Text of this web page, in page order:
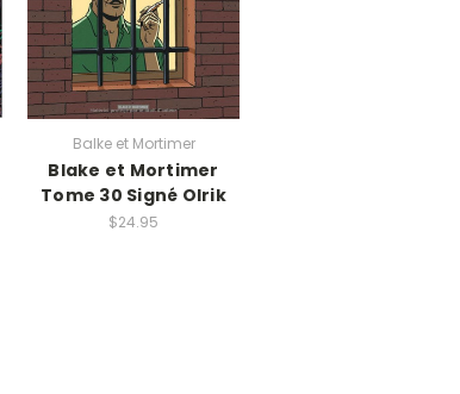
Balke et Mortimer
Blake et Mortimer
Tome 30 Signé Olrik
$24.95